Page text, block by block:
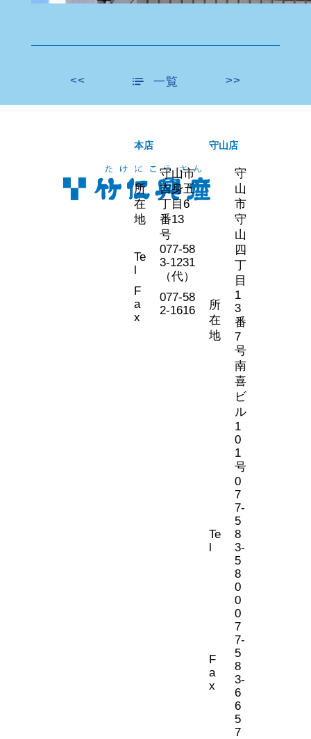
<< 一覧 >>
本店
所
在
地
守山市
吉身五
丁目6
番13
号
Te
l
077-58
3-1231
（代）
F
a
x
077-58
2-1616
守山店
所
在
地
守
山
市
守
山
四
丁
目
1
3
番
7
号
南
喜
ビ
ル
1
0
1
号
Te
l
0
7
7-
5
8
3-
5
8
0
0
F
a
x
0
7
7-
5
8
3-
6
6
5
7